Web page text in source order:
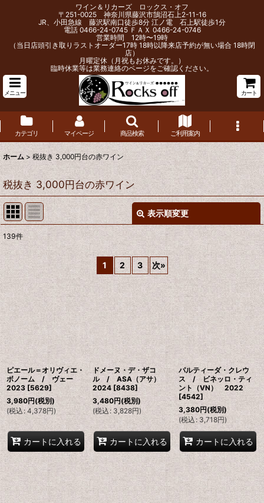
ワイン＆リカーズ ロックス・オフ
〒251-0025 神奈川県藤沢市鵠沼石上2-11-16
JR、小田急線 藤沢駅南口徒歩8分 江ノ電 石上駅徒歩1分
電話 0466-24-0745 ＦＡＸ 0466-24-0746
営業時間 12時〜19時
（当日店頭引き取りラストオーダー17時 18時以降来店予約が無い場合 18時閉
店）
月曜定休（月祝もお休みです。）
臨時休業等は業務連絡のページをご確認ください。
メニュー カート
カテゴリ マイページ 商品検索 ご利用案内
ホーム > 税抜き 3,000円台の赤ワイン
税抜き 3,000円台の赤ワイン
表示順変更
表示数 :
並び順 :
絞り込む
139件
1 2 3 次»
ピエール＝オリヴィエ・
ボノーム / ヴェー
2023 [5629]
3,980円(税別)
(税込: 4,378円)
カートに入れる
ドメーヌ・デ・ザコ
ル / ASA（アサ）
2024 [8438]
3,480円(税別)
(税込 : 3,828円)
カートに入れる
パルティーダ・クレウ
ス / ビネッロ・ティ
ント（VN） 2022
[4542]
3,380円(税別)
(税込 : 3,718円)
カートに入れる